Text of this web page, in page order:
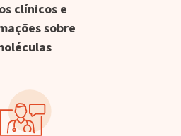
clínicos e
sobre